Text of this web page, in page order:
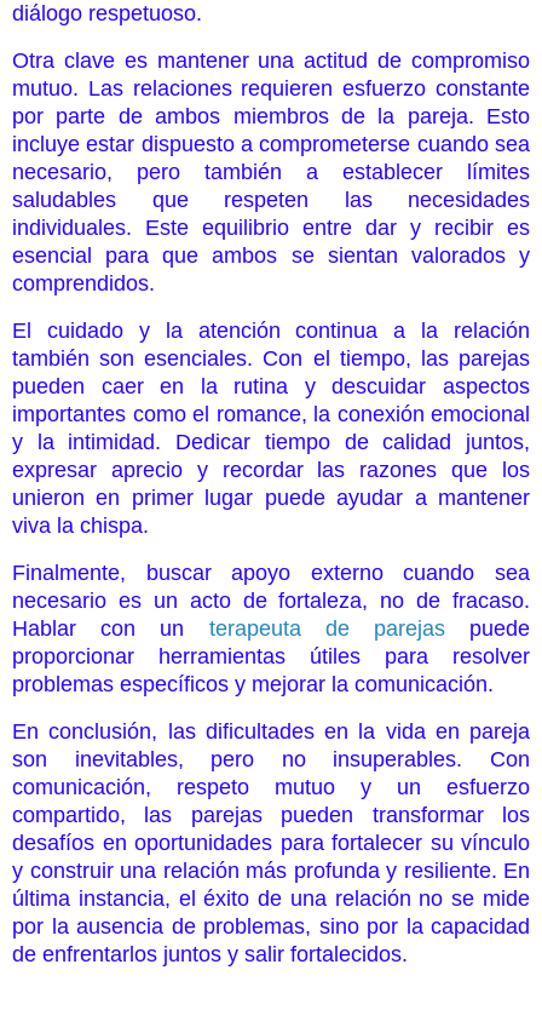
diálogo respetuoso.
Otra clave es mantener una actitud de compromiso
mutuo. Las relaciones requieren esfuerzo constante
por parte de ambos miembros de la pareja. Esto
incluye estar dispuesto a comprometerse cuando sea
necesario, pero también a establecer límites
saludables que respeten las necesidades
individuales. Este equilibrio entre dar y recibir es
esencial para que ambos se sientan valorados y
comprendidos.
El cuidado y la atención continua a la relación
también son esenciales. Con el tiempo, las parejas
pueden caer en la rutina y descuidar aspectos
importantes como el romance, la conexión emocional
y la intimidad. Dedicar tiempo de calidad juntos,
expresar aprecio y recordar las razones que los
unieron en primer lugar puede ayudar a mantener
viva la chispa.
Finalmente, buscar apoyo externo cuando sea
necesario es un acto de fortaleza, no de fracaso.
Hablar con un terapeuta de parejaspuede
proporcionar herramientas útiles para resolver
problemas específicos y mejorar la comunicación.
En conclusión, las dificultades en la vida en pareja
son inevitables, pero no insuperables. Con
comunicación, respeto mutuo y un esfuerzo
compartido, las parejas pueden transformar los
desafíos en oportunidades para fortalecer su vínculo
y construir una relación más profunda y resiliente. En
última instancia, el éxito de una relación no se mide
por la ausencia de problemas, sino por la capacidad
de enfrentarlos juntos y salir fortalecidos.